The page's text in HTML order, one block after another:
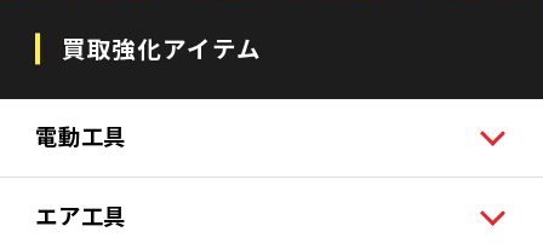
買取強化アイテム
電動工具
エア工具